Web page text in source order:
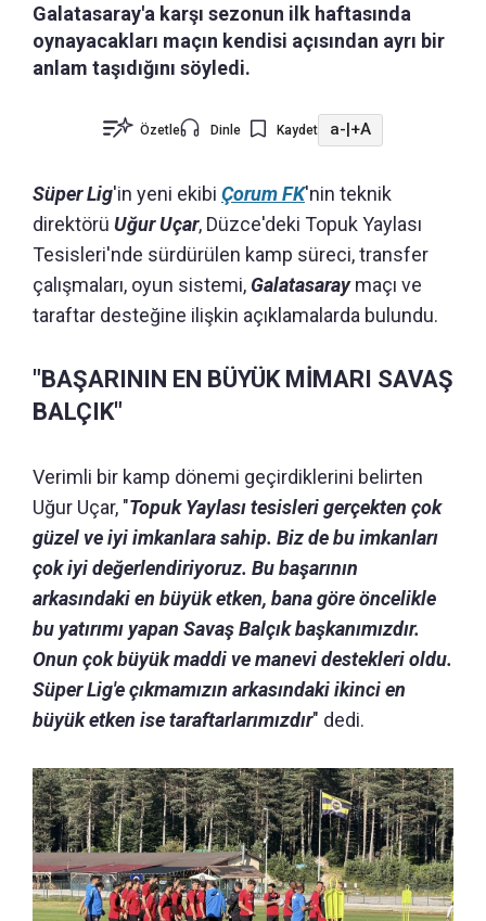
Galatasaray'a karşı sezonun ilk haftasında
oynayacakları maçın kendisi açısından ayrı bir
anlam taşıdığını söyledi.
Özetle Dinle Kaydet a-|+A
Süper Lig'in yeni ekibi Çorum FK'nin teknik
direktörü Uğur Uçar, Düzce'deki Topuk Yaylası
Tesisleri'nde sürdürülen kamp süreci, transfer
çalışmaları, oyun sistemi, Galatasaraymaçı ve
taraftar desteğine ilişkin açıklamalarda bulundu.
"BAŞARININ EN BÜYÜK MİMARI SAVAŞ
BALÇIK"
Verimli bir kamp dönemi geçirdiklerini belirten
Uğur Uçar, "Topuk Yaylası tesisleri gerçekten çok
güzel ve iyi imkanlara sahip. Biz de bu imkanları
çok iyi değerlendiriyoruz. Bu başarının
arkasındaki en büyük etken, bana göre öncelikle
bu yatırımı yapan Savaş Balçık başkanımızdır.
Onun çok büyük maddi ve manevi destekleri oldu.
Süper Lig'e çıkmamızın arkasındaki ikinci en
büyük etken ise taraftarlarımızdır" dedi.